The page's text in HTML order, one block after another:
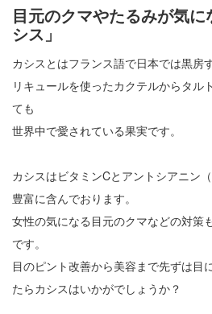
目元のクマやたるみが気
シス」
カシスとはフランス語で日本では黒房
リキュールを使ったカクテルからタル
ても
世界中で愛されている果実です。
カシスはビタミンCとアントシアニン
豊富に含んでおります。
女性の気になる目元のクマなどの対策
です。
目のピント改善から美容まで先ずは目
たらカシスはいかがでしょうか？